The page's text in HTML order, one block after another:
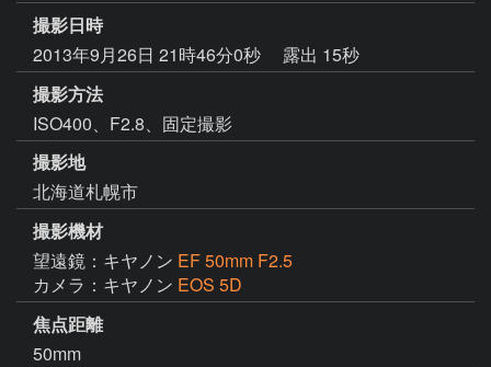
撮影日時
2013年9月26日 21時46分0秒
露出 15秒
撮影方法
ISO400、F2.8、固定撮影
撮影地
北海道札幌市
撮影機材
望遠鏡：キヤノン EF 50mm F2.5
カメラ：キヤノン EOS 5D
焦点距離
50mm